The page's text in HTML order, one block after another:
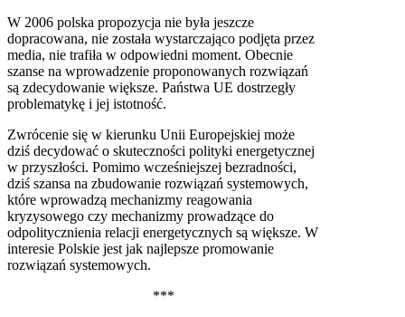
W 2006 polska propozycja nie była jeszcze
dopracowana, nie została wystarczająco podjęta przez
media, nie trafiła w odpowiedni moment. Obecnie
szanse na wprowadzenie proponowanych rozwiązań
są zdecydowanie większe. Państwa UE dostrzegły
problematykę i jej istotność.
Zwrócenie się w kierunku Unii Europejskiej może
dziś decydować o skuteczności polityki energetycznej
w przyszłości. Pomimo wcześniejszej bezradności,
dziś szansa na zbudowanie rozwiązań systemowych,
które wprowadzą mechanizmy reagowania
kryzysowego czy mechanizmy prowadzące do
odpolitycznienia relacji energetycznych są większe. W
interesie Polskie jest jak najlepsze promowanie
rozwiązań systemowych.
***